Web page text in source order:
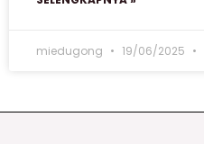
miedugong 19/06/2025